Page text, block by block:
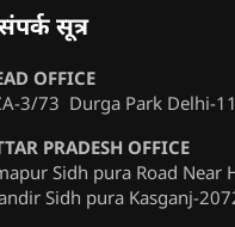
सूत्र
OFFICE
3/73 Durga Park Delhi-
PRADESH OFFICE
Sidh pura Road Near
Sidh pura Kasganj-